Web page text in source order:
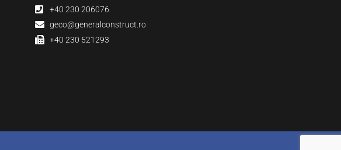
+40 230 206076
geco@generalconstruct.ro
+40 230 521293